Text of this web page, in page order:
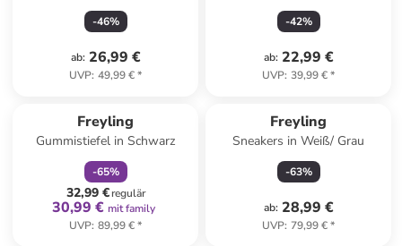
-46%
ab: 26,99 €
UVP: 49,99 €*
-42%
ab: 22,99 €
UVP: 39,99 €*
Freyling
Gummistiefel in Schwarz
-65%
32,99 €regulär
30,99 € mit family
UVP: 89,99 €*
Freyling
Sneakers in Weiß/ Grau
-63%
ab: 28,99 €
UVP: 79,99 €*